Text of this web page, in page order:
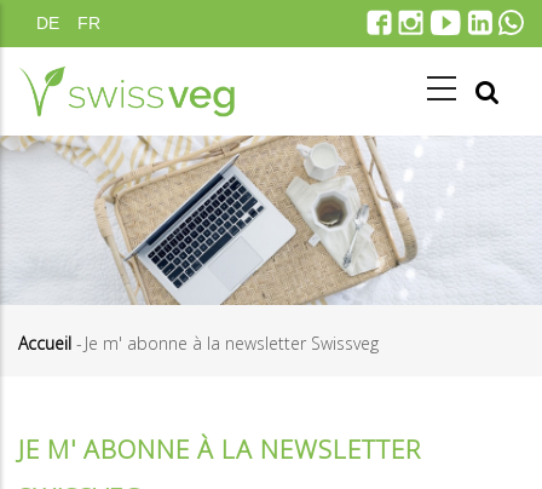
au
contenu
principal
DE FR
Accueil - Je m' abonne à la newsletter Swissveg
JE M' ABONNE À LA NEWSLETTER